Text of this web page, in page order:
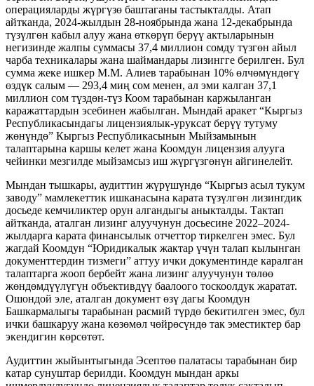
операцияларды жүргүзө баштаганы тастыкталды. Атап
айтканда, 2024-жылдын 28-ноябрында жана 12-декабрында
түзүлгөн кабыл алуу жана өткөрүп берүү актыларынын
негизинде жалпы суммасы 37,4 миллион сомду түзгөн айыл
чарба техникалары жана шаймандары лизингге берилген. Бул
сумма жеке ишкер М.М. Алиев тарабынан 10% өлчөмүндөгү
өздүк салым — 293,4 миң сом менен, ал эми калган 37,1
миллион сом түздөн-түз Коом тарабынан каржыланган
каражаттардын эсебинен жабылган. Мындай аракет “Кыргыз
Республикасындагы лицензиялык-уруксат берүү тутуму
жөнүндө” Кыргыз Республикасынын Мыйзамынын
талаптарына каршы келет жана Коомдун лицензия алууга
чейинки мезгилде мыйзамсыз иш жүргүзгөнүн айгинелейт.
Мындан тышкары, аудиттин жүрүшүндө “Кыргыз асыл тукум
заводу” мамлекеттик ишканасына карата түзүлгөн лизингдик
досьеде кемчиликтер орун алгандыгы аныкталды. Тактап
айтканда, аталган лизинг алуучунун досьесине 2022–2024-
жылдарга карата финансылык отчеттор тиркелген эмес. Бул
жагдай Коомдун “Юридикалык жактар үчүн талап кылынган
документтердин тизмеги” аттуу ички документинде каралган
талаптарга жооп бербейт жана лизинг алуучунун төлөө
жөндөмдүүлүгүн объективдүү баалоого тоскоолдук жаратат.
Ошондой эле, аталган документ өзү дагы Коомдун
Башкармалыгы тарабынан расмий түрдө бекитилген эмес, бул
ички башкаруу жана көзөмөл чөйрөсүндө так эместиктер бар
экендигин көрсөтөт.
Аудиттин жыйынтыгында Эсептөө палатасы тарабынан бир
катар сунуштар берилди. Коомдун мындан аркы